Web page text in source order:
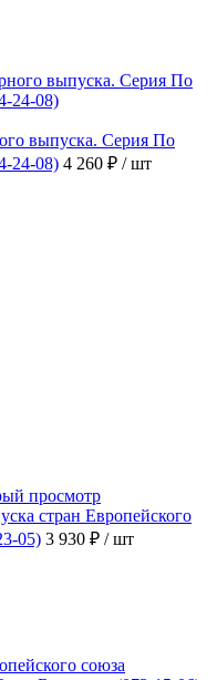
выпуска. Серия По
24-08) 4 260 ₽ / шт
просмотр
стран Европейского
05) 3 930 ₽ / шт